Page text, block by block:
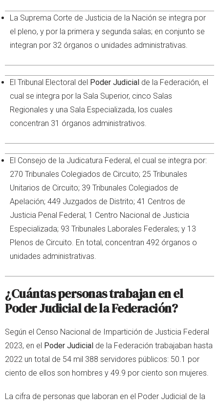
La Suprema Corte de Justicia de la Nación se integra por
el pleno, y por la primera y segunda salas; en conjunto se
integran por 32 órganos o unidades administrativas.
El Tribunal Electoral del Poder Judicial de la Federación, el
cual se integra por la Sala Superior, cinco Salas
Regionales y una Sala Especializada, los cuales
concentran 31 órganos administrativos.
El Consejo de la Judicatura Federal, el cual se integra por:
270 Tribunales Colegiados de Circuito; 25 Tribunales
Unitarios de Circuito; 39 Tribunales Colegiados de
Apelación; 449 Juzgados de Distrito; 41 Centros de
Justicia Penal Federal; 1 Centro Nacional de Justicia
Especializada; 93 Tribunales Laborales Federales; y 13
Plenos de Circuito. En total, concentran 492 órganos o
unidades administrativas.
¿Cuántas personas trabajan en el
Poder Judicial de la Federación?
Según el Censo Nacional de Impartición de Justicia Federal
2023, en el Poder Judicial de la Federación trabajaban hasta
2022 un total de 54 mil 388 servidores públicos: 50.1 por
ciento de ellos son hombres y 49.9 por ciento son mujeres.
La cifra de personas que laboran en el Poder Judicial de la